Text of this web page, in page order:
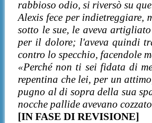
rabbioso odio, si riversò su
Alexis fece per indietreggiare,
sotto le sue, le aveva
per il dolore; l'aveva quindi
contro lo specchio, facendole
«Perché non ti sei fidata di
repentina che lei, per un
pugno al di sopra della sua
nocche pallide avevano
[IN FASE DI REVISIONE]